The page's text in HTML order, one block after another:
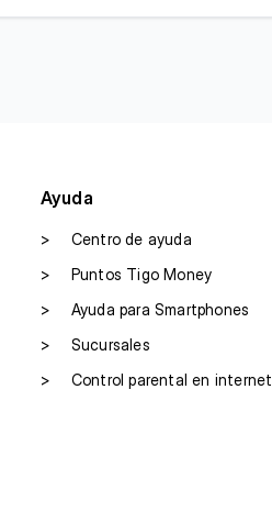
Ayuda
>
Centro de ayuda
>
Puntos Tigo Money
>
Ayuda para Smartphones
>
Sucursales
>
Control parental en internet